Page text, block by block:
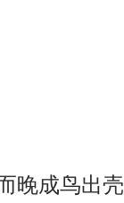
晚成鸟出